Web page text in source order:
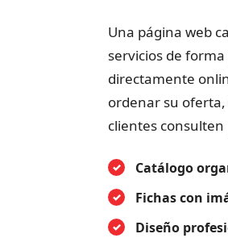
Una página web
servicios de
directamente
ordenar su
clientes
Catálogo
Fichas con
Diseño